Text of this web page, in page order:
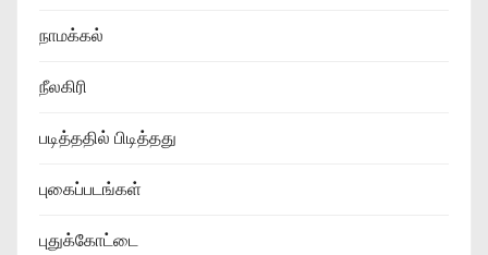
நாமக்கல்
நீலகிரி
படித்ததில் பிடித்தது
புகைப்படங்கள்
புதுக்கோட்டை